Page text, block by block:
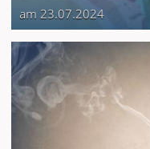
am 23.07.2024